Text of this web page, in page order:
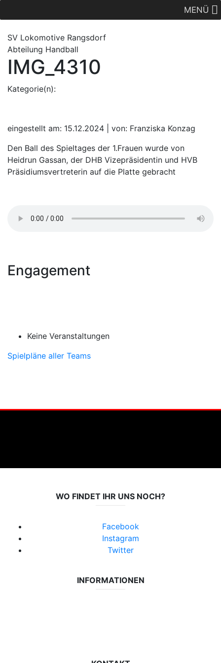
MENÜ
SV Lokomotive Rangsdorf
Abteilung Handball
IMG_4310
Kategorie(n):
eingestellt am: 15.12.2024 | von: Franziska Konzag
Den Ball des Spieltages der 1.Frauen wurde von
Heidrun Gassan, der DHB Vizepräsidentin und HVB
Präsidiumsvertreterin auf die Platte gebracht
Engagement
Keine Veranstaltungen
Spielpläne aller Teams
WO FINDET IHR UNS NOCH?
Facebook
Instagram
Twitter
INFORMATIONEN